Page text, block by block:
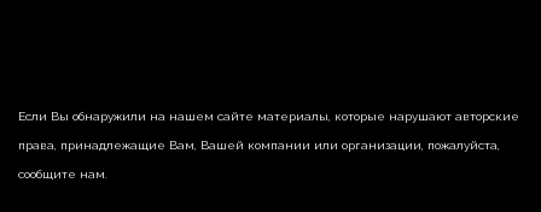
Если Вы обнаружили на нашем сайте материалы, которые нарушают авторские
права, принадлежащие Вам, Вашей компании или организации, пожалуйста,
сообщите нам.